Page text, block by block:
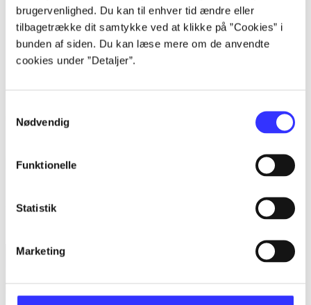
brugervenlighed. Du kan til enhver tid ændre eller
tilbagetrække dit samtykke ved at klikke på ”Cookies” i
bunden af siden. Du kan læse mere om de anvendte
cookies under ”Detaljer”.
Nødvendig
Funktionelle
Statistik
Marketing
Anna O : a novel